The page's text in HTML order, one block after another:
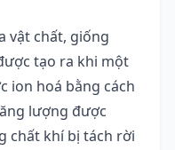
vật chất, giống
tạo ra khi một
ion hoá bằng cách
lượng được
chất khí bị tách rời